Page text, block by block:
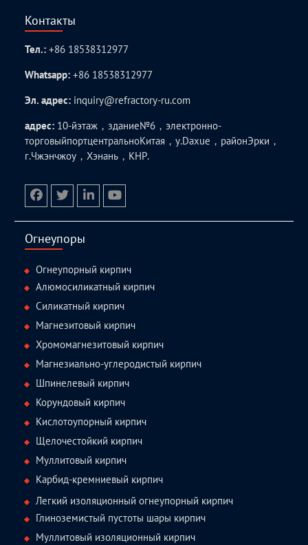
Контакты
Тел.:+86 18538312977
Whatsapp:+86 18538312977
Эл. адрес: inquiry@refractory-ru.com
адрес: 10-йэтаж，здание№6，электронно-
торговыйпортцентральноКитая，у.Daxue，районЭрки，
г.Чжэнчжоу，Хэнань，КНР.
Огнеупоры
Огнеупорный кирпич
Алюмосиликатный кирпич
Силикатный кирпич
Магнезитовый кирпич
Хромомагнезитовый кирпич
Магнезиально-углеродистый кирпич
Шпинелевый кирпич
Корундовый кирпич
Кислотоупорный кирпич
Щелочестойкий кирпич
Муллитовый кирпич
Карбид-кремниевый кирпич
Легкий изоляционный огнеупорный кирпич
Глиноземистый пустоты шары кирпич
Муллитовый изоляционный кирпич